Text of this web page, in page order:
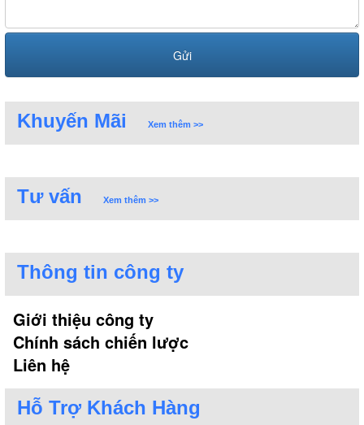
Khuyến Mãi Xem thêm >>
Tư vấn Xem thêm >>
Thông tin công ty
Giới thiệu công ty
Chính sách chiến lược
Liên hệ
Hỗ Trợ Khách Hàng